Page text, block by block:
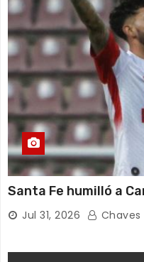
Santa Fe humilló a
Jul 31, 2026 Chaves